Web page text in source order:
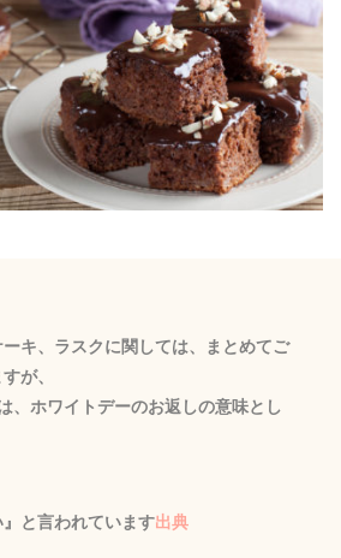
キ、ラスクに関しては、まとめてご
が、
、ホワイトデーのお返しの意味とし
』と言われています出典